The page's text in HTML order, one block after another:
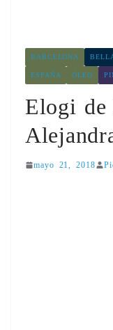
BARCELONA
ESPAÑA ÓLEO
Elogi
mayo 21, 2018